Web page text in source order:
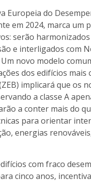
Europeia do
em 2024, marca um
serão
e interligados com
Um novo modelo
dos edifícios
implicará que os
a classe A
a conter mais do
para orientar
energias
com fraco
cinco anos,